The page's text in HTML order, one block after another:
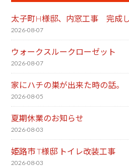
太子町H様邸、内窓工事 完成し
2026-08-07
ウォークスルークローゼット
2026-08-07
家にハチの巣が出来た時の話。
2026-08-05
夏期休業のお知らせ
2026-08-03
姫路市 T様邸 トイレ改装工事
2026-08-03